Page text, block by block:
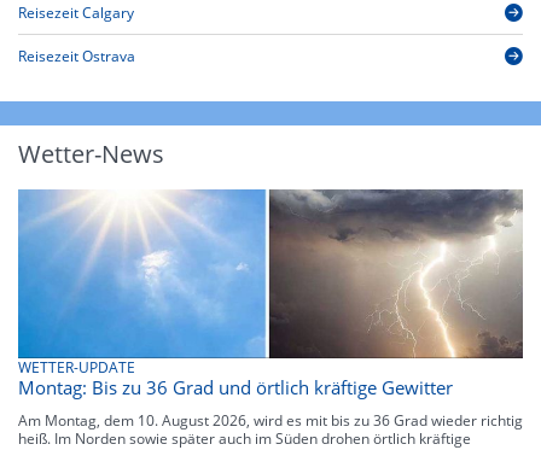
Reisezeit Calgary
Reisezeit Ostrava
Wetter-News
WETTER-UPDATE
Montag: Bis zu 36 Grad und örtlich kräftige Gewitter
Am Montag, dem 10. August 2026, wird es mit bis zu 36 Grad wieder richtig
heiß. Im Norden sowie später auch im Süden drohen örtlich kräftige